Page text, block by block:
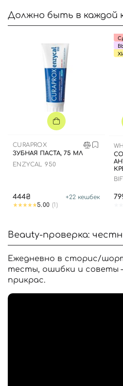
Должно быть в каждой
CURAPROX
ЗУБНАЯ ПАСТА, 75 МЛ
ENZYCAL 950
444₴ +22 кешбек
5.00 (1)
Beauty-проверка:
Ежедневно в сторис/
тесты, ошибки и советы
прикрас.